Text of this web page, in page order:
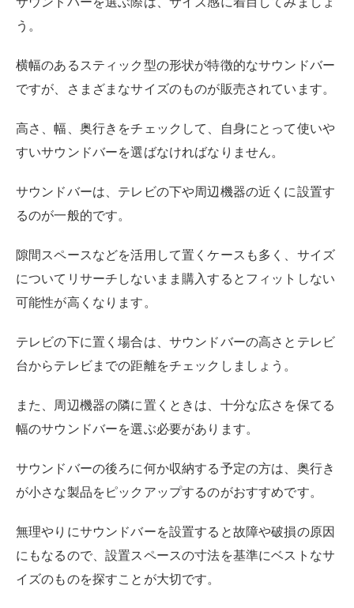
う。
横幅のあるスティック型の形状が特徴的なサウンドバー
ですが、さまざまなサイズのものが販売されています。
高さ、幅、奥行きをチェックして、自身にとって使いや
すいサウンドバーを選ばなければなりません。
サウンドバーは、テレビの下や周辺機器の近くに設置す
るのが一般的です。
隙間スペースなどを活用して置くケースも多く、サイズ
についてリサーチしないまま購入するとフィットしない
可能性が高くなります。
テレビの下に置く場合は、サウンドバーの高さとテレビ
台からテレビまでの距離をチェックしましょう。
また、周辺機器の隣に置くときは、十分な広さを保てる
幅のサウンドバーを選ぶ必要があります。
サウンドバーの後ろに何か収納する予定の方は、奥行き
が小さな製品をピックアップするのがおすすめです。
無理やりにサウンドバーを設置すると故障や破損の原因
にもなるので、設置スペースの寸法を基準にベストなサ
イズのものを探すことが大切です。